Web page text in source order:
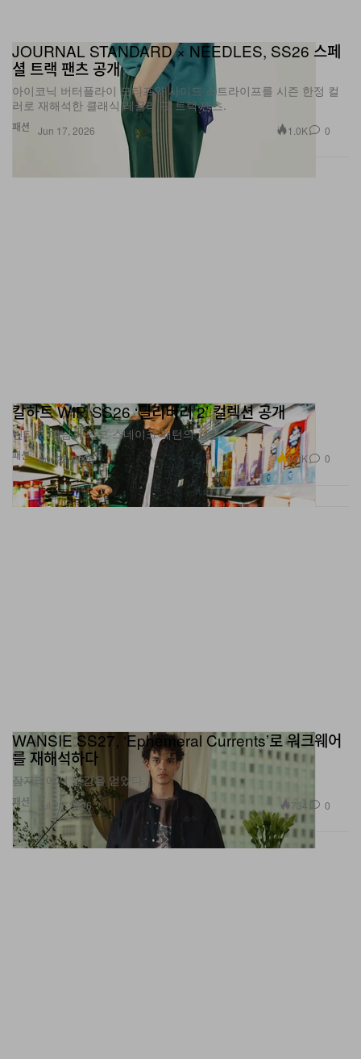
패션
셜 트랙 팬츠 공개
아이코닉 버터플라이 모티프와 사이드 스트라이프를 시즌 한정 컬
러로 재해석한 클래식 레귤러 핏 트랙 팬츠.
Jun 17, 2026
패션
빈티지 데님과 카모 스네이크 패턴의 결합.
Apr 22, 2026 5.0K
패션
를 재해석하다
잠자리에서 영감을 얻었다.
Jul 20, 2026 734